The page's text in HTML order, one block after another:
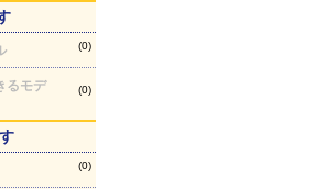
(0)
るモデ
(0)
(0)